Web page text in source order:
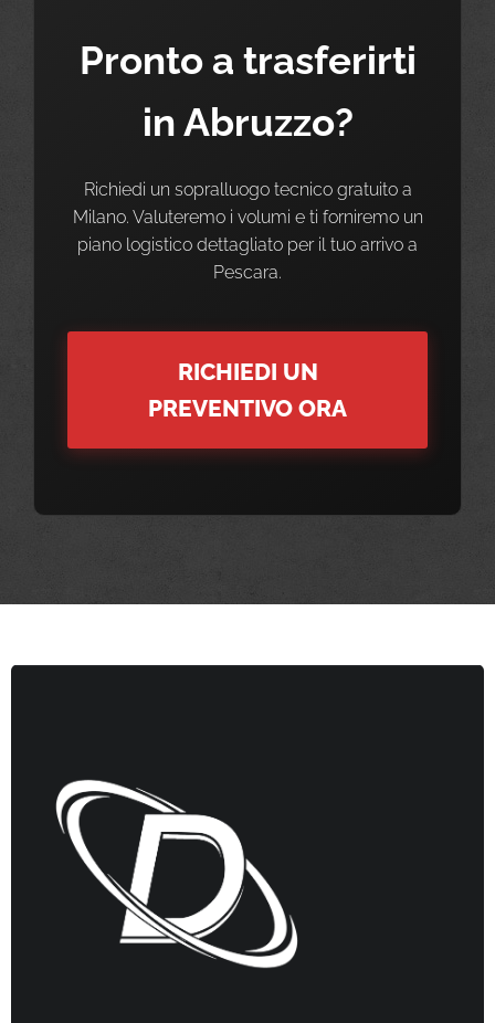
Pronto a trasferirti
in Abruzzo?
Richiedi un sopralluogo tecnico gratuito a
Milano. Valuteremo i volumi e ti forniremo un
piano logistico dettagliato per il tuo arrivo a
Pescara.
RICHIEDI UN
PREVENTIVO ORA